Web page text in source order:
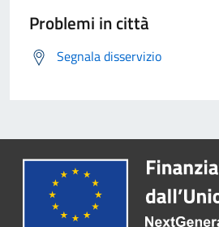
Problemi in città
Segnala disservizio